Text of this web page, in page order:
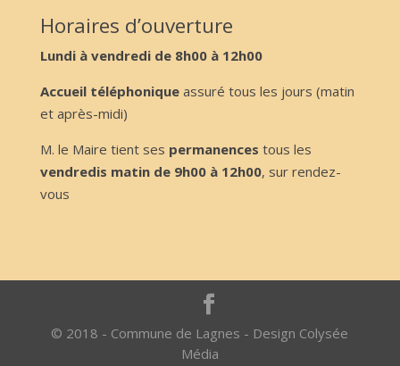
Horaires d’ouverture
Lundi à vendredi de 8h00 à 12h00
Accueil téléphoniqueassuré tous les jours (matin
et après-midi)
M. le Maire tient ses permanences tous les
vendredis matin de 9h00 à 12h00, sur rendez-
vous
© 2018 - Commune de Lagnes - Design Colysée
Média